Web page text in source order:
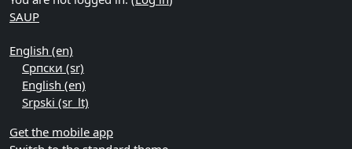
SAUP
English ‎(en)‎
Српски ‎(sr)‎
English ‎(en)‎
Srpski ‎(sr_lt)‎
Get the mobile app